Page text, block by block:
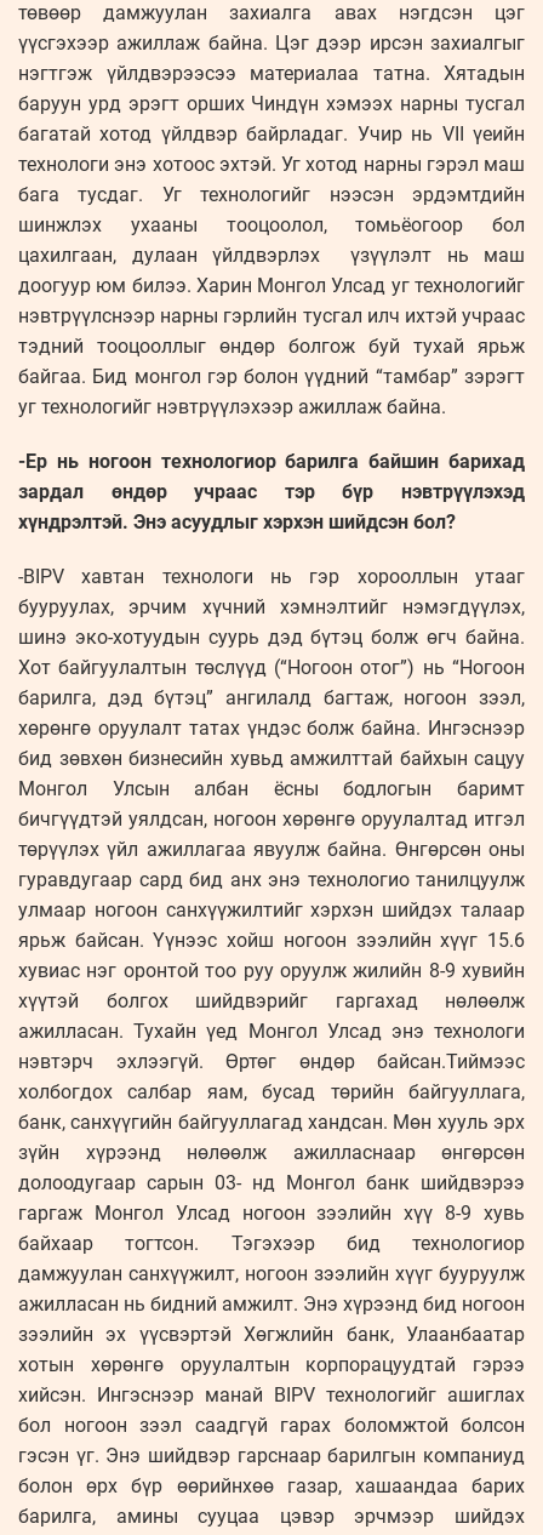
төвөөр дамжуулан захиалга авах нэгдсэн цэг
үүсгэхээр ажиллаж байна. Цэг дээр ирсэн захиалгыг
нэгтгэж үйлдвэрээсээ материалаа татна. Хятадын
баруун урд эрэгт орших Чиндүн хэмээх нарны тусгал
багатай хотод үйлдвэр байрладаг. Учир нь VII үеийн
технологи энэ хотоос эхтэй. Уг хотод нарны гэрэл маш
бага тусдаг. Уг технологийг нээсэн эрдэмтдийн
шинжлэх ухааны тооцоолол, томьёогоор бол
цахилгаан, дулаан үйлдвэрлэх үзүүлэлт нь маш
доогуур юм билээ. Харин Монгол Улсад уг технологийг
нэвтрүүлснээр нарны гэрлийн тусгал илч ихтэй учраас
тэдний тооцооллыг өндөр болгож буй тухай ярьж
байгаа. Бид монгол гэр болон үүдний “тамбар” зэрэгт
уг технологийг нэвтрүүлэхээр ажиллаж байна.
-Ер нь ногоон технологиор барилга байшин барихад
зардал өндөр учраас тэр бүр нэвтрүүлэхэд
хүндрэлтэй. Энэ асуудлыг хэрхэн шийдсэн бол?
-BIPV хавтан технологи нь гэр хорооллын утааг
бууруулах, эрчим хүчний хэмнэлтийг нэмэгдүүлэх,
шинэ эко-хотуудын суурь дэд бүтэц болж өгч байна.
Хот байгуулалтын төслүүд (“Ногоон отог”) нь “Ногоон
барилга, дэд бүтэц” ангилалд багтаж, ногоон зээл,
хөрөнгө оруулалт татах үндэс болж байна. Ингэснээр
бид зөвхөн бизнесийн хувьд амжилттай байхын сацуу
Монгол Улсын албан ёсны бодлогын баримт
бичгүүдтэй уялдсан, ногоон хөрөнгө оруулалтад итгэл
төрүүлэх үйл ажиллагаа явуулж байна. Өнгөрсөн оны
гуравдугаар сард бид анх энэ технологио танилцуулж
улмаар ногоон санхүүжилтийг хэрхэн шийдэх талаар
ярьж байсан. Үүнээс хойш ногоон зээлийн хүүг 15.6
хувиас нэг оронтой тоо руу оруулж жилийн 8-9 хувийн
хүүтэй болгох шийдвэрийг гаргахад нөлөөлж
ажилласан. Тухайн үед Монгол Улсад энэ технологи
нэвтэрч эхлээгүй. Өртөг өндөр байсан.Тиймээс
холбогдох салбар яам, бусад төрийн байгууллага,
банк, санхүүгийн байгууллагад хандсан. Мөн хууль эрх
зүйн хүрээнд нөлөөлж ажилласнаар өнгөрсөн
долоодугаар сарын 03- нд Монгол банк шийдвэрээ
гаргаж Монгол Улсад ногоон зээлийн хүү 8-9 хувь
байхаар тогтсон. Тэгэхээр бид технологиор
дамжуулан санхүүжилт, ногоон зээлийн хүүг бууруулж
ажилласан нь бидний амжилт. Энэ хүрээнд бид ногоон
зээлийн эх үүсвэртэй Хөгжлийн банк, Улаанбаатар
хотын хөрөнгө оруулалтын корпорацуудтай гэрээ
хийсэн. Ингэснээр манай BIPV технологийг ашиглах
бол ногоон зээл саадгүй гарах боломжтой болсон
гэсэн үг. Энэ шийдвэр гарснаар барилгын компаниуд
болон өрх бүр өөрийнхөө газар, хашаандаа барих
барилга, амины сууцаа цэвэр эрчмээр шийдэх